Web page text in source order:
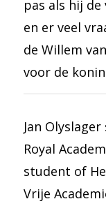
pas als hij
en er veel
de Willem
voor de
Jan
Royal
student of
Vrije